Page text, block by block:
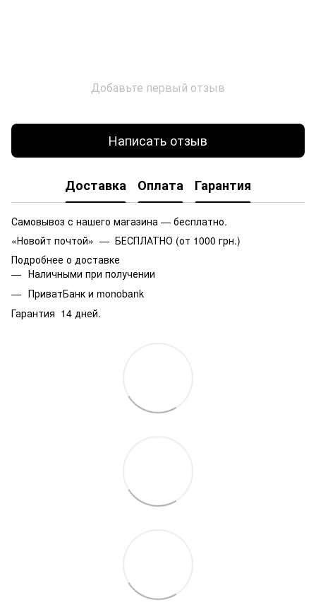
Добавьте первый отзыв
Написать отзыв
Доставка Оплата Гарантия
Самовывоз с нашего магазина — бесплатно.
«Новойт почтой» — БЕСПЛАТНО (от 1000 грн.)
Подробнее о доставке
Наличными при получении
ПриватБанк и monobank
Гарантия 14 дней.